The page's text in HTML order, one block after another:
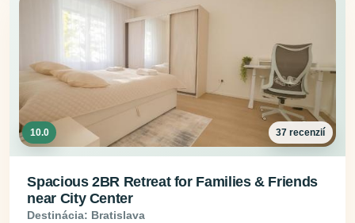
10.0 37 recenzií
Spacious 2BR Retreat for Families & Friends
near City Center
Destinácia: Bratislava